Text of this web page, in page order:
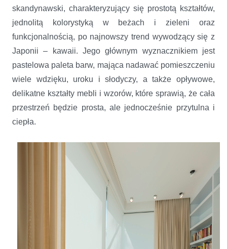
skandynawski, charakteryzujący się prostotą kształtów,
jednolitą kolorystyką w beżach i zieleni oraz
funkcjonalnością, po najnowszy trend wywodzący się z
Japonii – kawaii. Jego głównym wyznacznikiem jest
pastelowa paleta barw, mająca nadawać pomieszczeniu
wiele wdzięku, uroku i słodyczy, a także opływowe,
delikatne kształty mebli i wzorów, które sprawią, że cała
przestrzeń będzie prosta, ale jednocześnie przytulna i
ciepła.